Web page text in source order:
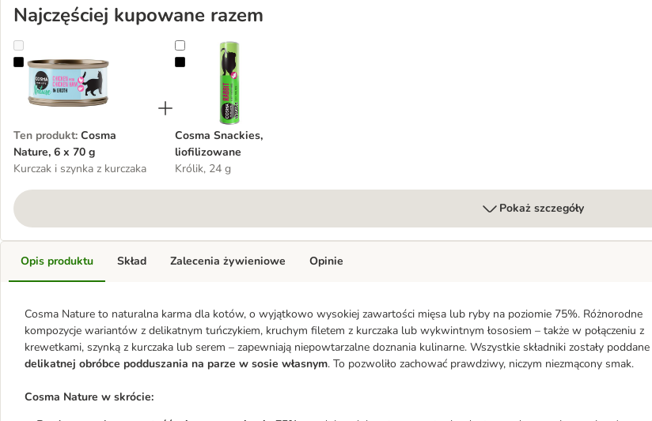
Najczęściej kupowane razem
Cosma Nature, 6 x 70 g
Ten produkt: Cosma
Nature, 6 x 70 g
Kurczak i szynka z kurczaka
Cosma Snackies, liofilizowane
Cosma Snackies,
liofilizowane
Królik, 24 g
Pokaż szczegóły
Opis produktu
Cosma Nature to naturalna karma dla kotów, o wyjątkowo wysokiej zawartości mięsa lub ryby na poziomie 75%. Różnorodne
kompozycje wariantów z delikatnym tuńczykiem, kruchym filetem z kurczaka lub wykwintnym łososiem – także w połączeniu z
krewetkami, szynką z kurczaka lub serem – zapewniają niepowtarzalne doznania kulinarne. Wszystkie składniki zostały poddane
delikatnej obróbce podduszania na parze w sosie własnym. To pozwoliło zachować prawdziwy, niczym niezmącony smak.
Cosma Nature w skrócie:
Skład Zalecenia żywieniowe Opinie